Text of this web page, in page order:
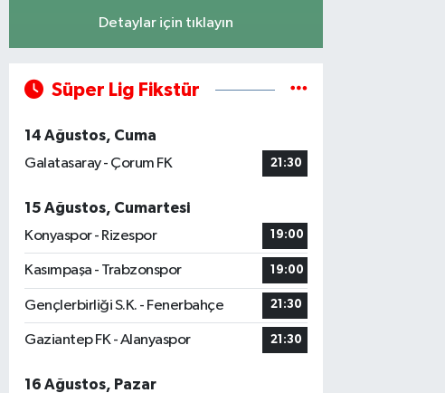
Detaylar için tıklayın
Süper Lig Fikstür
14 Ağustos, Cuma
Galatasaray - Çorum FK
21:30
15 Ağustos, Cumartesi
Konyaspor - Rizespor
19:00
Kasımpaşa - Trabzonspor 19:00
Gençlerbirliği S.K. - Fenerbahçe 21:30
Gaziantep FK - Alanyaspor 21:30
16 Ağustos, Pazar